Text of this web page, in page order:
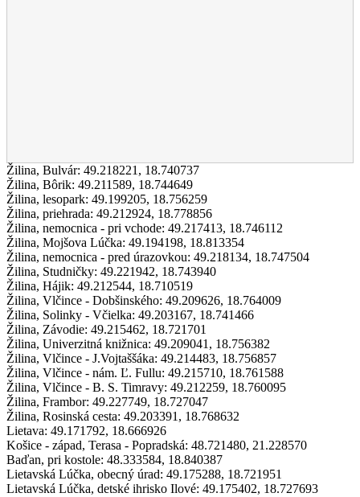
Žilina, Bulvár: 49.218221 , 18.740737
Žilina, Bôrik: 49.211589, 18.744649
Žilina, lesopark: 49.199205, 18.756259
Žilina, priehrada: 49.212924, 18.778856
Žilina, nemocnica - pri vchode: 49.217413, 18.746112
Žilina, Mojšova Lúčka: 49.194198, 18.813354
Žilina, nemocnica - pred úrazovkou: 49.218134, 18.747504
Žilina, Studničky: 49.221942, 18.743940
Žilina, Hájik: 49.212544, 18.710519
Žilina, Vlčince - Dobšinského: 49.209626, 18.764009
Žilina, Solinky - Včielka: 49.203167, 18.741466
Žilina, Závodie: 49.215462, 18.721701
Žilina, Univerzitná knižnica: 49.209041 , 18.756382
Žilina, Vlčince - J.Vojtaššáka: 49.214483, 18.756857
Žilina, Vlčince - nám. Ľ. Fullu: 49.215710, 18.761588
Žilina, Vlčince - B. S. Timravy: 49.212259, 18.760095
Žilina, Frambor: 49.227749, 18.727047
Žilina, Rosinská cesta: 49.203391 , 18.768632
Lietava: 49.171792, 18.666926
Košice - západ, Terasa - Popradská: 48.721480, 21.228570
Baďan, pri kostole: 48.333584, 18.840387
Lietavská Lúčka, obecný úrad: 49.175288, 18.721951
Lietavská Lúčka, detské ihrisko Ilové: 49.175402, 18.727693